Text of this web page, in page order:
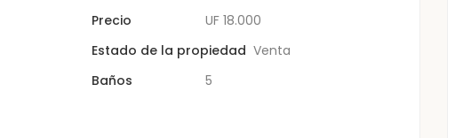
Precio UF 18.000
Estado de la propiedad Venta
Baños
5